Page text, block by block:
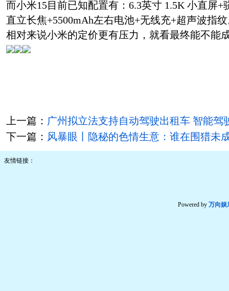
而小米15目前已知配置有：6.3英寸 1.5K 小直屏+
直立长焦+5500mAh左右电池+无线充+超声波指
相对来说小米的定价更有压力，就看最终能不能
上一篇： 广州拟立法支持自动驾驶出租车 智能驾
下一篇： 风暴眼丨隐秘的色情生意：谁在围猎未
友情链接：
Powered by 万向娱